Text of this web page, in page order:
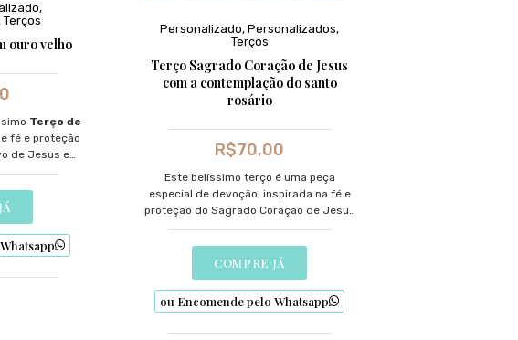
,
Terços
ouro velho
Terço de
fé e proteção
de Jesus e
Personalizado, Personalizados,
Terços
Terço Sagrado Coração de Jesus
com a contemplação do santo
rosário
R$70,00
Este belíssimo terço é uma peça
especial de devoção, inspirada na fé e
proteção do Sagrado Coração de Jesus
COMPRE JÁ
ou Encomende pelo Whatsapp